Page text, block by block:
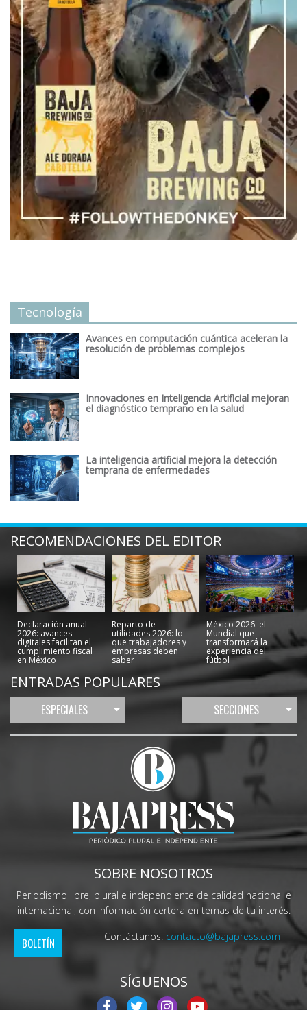
Tecnología
Avances en computación cuántica aceleran la
resolución de problemas complejos
Innovaciones en Inteligencia Artificial mejoran
el diagnóstico temprano en la salud
La inteligencia artificial mejora la detección
temprana de enfermedades
RECOMENDACIONES DEL EDITOR
Declaración anual
2026: avances
digitales facilitan el
cumplimiento fiscal
en México
Reparto de
utilidades 2026: lo
que trabajadores y
empresas deben
saber
México 2026: el
Mundial que
transformará la
experiencia del
fútbol
ENTRADAS POPULARES
ESPECIALES SECCIONES
SOBRE NOSOTROS
Periodismo libre, plural e independiente de calidad nacional e
internacional, con información certera en temas de tu interés.
BOLETÍN Contáctanos: contacto@bajapress.com
SÍGUENOS